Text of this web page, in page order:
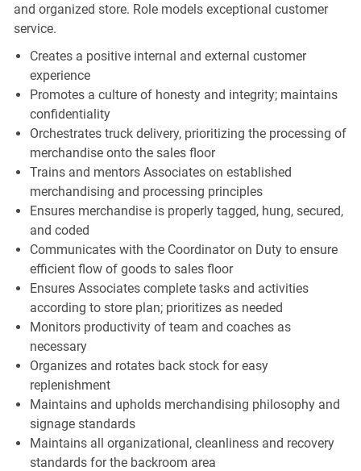
and organized store. Role models exceptional customer
service.
Creates a positive internal and external customer
experience
Promotes a culture of honesty and integrity; maintains
confidentiality
Orchestrates truck delivery, prioritizing the processing of
merchandise onto the sales floor
Trains and mentors Associates on established
merchandising and processing principles
Ensures merchandise is properly tagged, hung, secured,
and coded
Communicates with the Coordinator on Duty to ensure
efficient flow of goods to sales floor
Ensures Associates complete tasks and activities
according to store plan; prioritizes as needed
Monitors productivity of team and coaches as
necessary
Organizes and rotates back stock for easy
replenishment
Maintains and upholds merchandising philosophy and
signage standards
Maintains all organizational, cleanliness and recovery
standards for the backroom area